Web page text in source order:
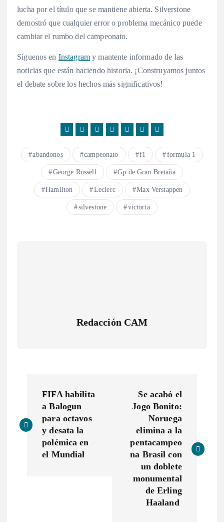
lucha por el título que se mantiene abierta. Silverstone
demostró que cualquier error o problema mecánico puede
cambiar el rumbo del campeonato.
Síguenos en Instagram y mantente informado de las
noticias que están haciendo historia. ¡Construyamos juntos
el debate sobre los hechos más significativos!
abandonos campeonato f1 formula 1
George Russell Gp de Gran Bretaña
Hamilton Leclerc Max Verstappen
silvestone victoria
Redacción CAM
v
FIFA habilita
a Balogun
para octavos
y desata la
polémica en
el Mundial
Se acabó el
Jogo Bonito:
Noruega
elimina a la
pentacampeo
na Brasil con
un doblete
monumental
de Erling
Haaland